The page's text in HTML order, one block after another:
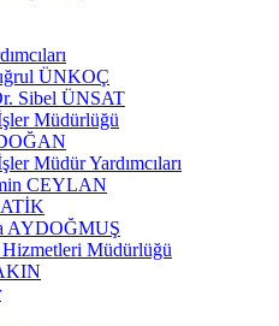
ÜNKOÇ
Sibel ÜNSAT
Müdürlüğü
Müdür Yardımcıları
CEYLAN
AYDOĞMUŞ
Hizmetleri Müdürlüğü